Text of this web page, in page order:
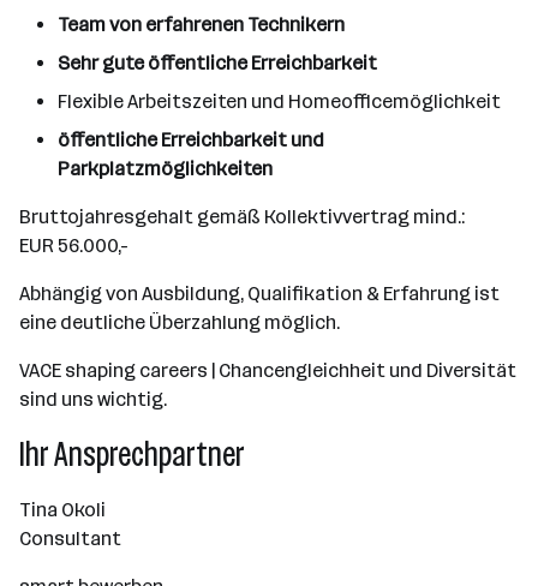
Team von erfahrenen Technikern
​Sehr gute öffentliche Erreichbarkeit
Flexible Arbeitszeiten und Homeofficemöglichkeit
öffentliche Erreichbarkeit und
Parkplatzmöglichkeiten
Bruttojahresgehalt gemäß Kollektivvertrag mind.:
EUR 56.000,-
Abhängig von Ausbildung, Qualifikation & Erfahrung ist
eine deutliche Überzahlung möglich.
VACE shaping careers | Chancengleichheit und Diversität
sind uns wichtig.
Ihr Ansprechpartner
Tina Okoli
Consultant